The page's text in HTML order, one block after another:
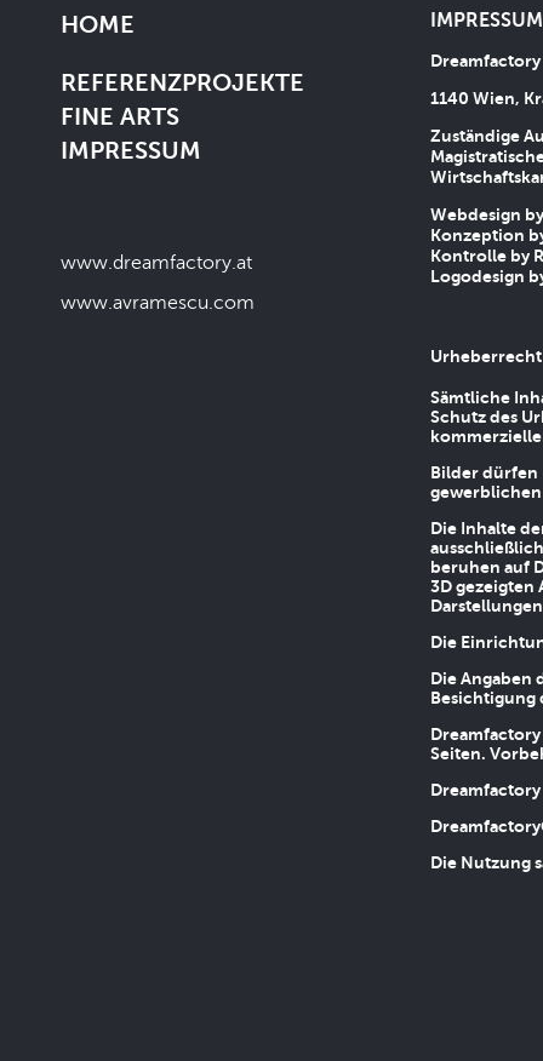
HOME
REFERENZPROJEKTE
FINE ARTS
IMPRESSUM
www.dreamfactory.at
www.avramescu.com
1140 Wien,
Zuständige
Webdesign
Konzeption
Kontrolle by
Logodesign
Urheberrecht
Sämtliche
Schutz des
Bilder dürfen
Die Inhalte
beruhen auf
3D gezeigten
Die
Die
Besichtigung
Seiten.
Die Nutzung